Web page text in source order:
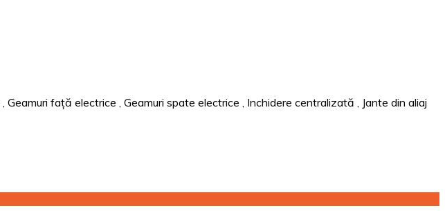
Geamuri față electrice Geamuri spate electrice Inchidere centralizată
Jante din aliaj